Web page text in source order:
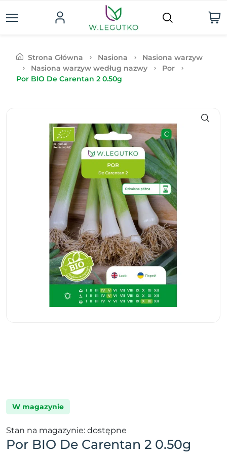
Strona Główna Nasiona
Nasiona warzyw
Nasiona warzyw według nazwy
Por
Por BIO De Carentan 2 0.50g
W magazynie
Stan na magazynie: dostępne
Por BIO De Carentan 2 0.50g